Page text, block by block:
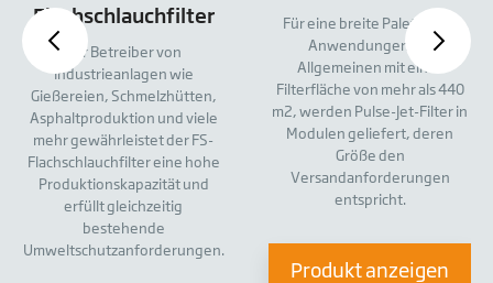
Flachschlauchfilter
Für Betreiber von
Industrieanlagen wie
Gießereien, Schmelzhütten,
Asphaltproduktion und viele
mehr gewährleistet der FS-
Flachschlauchfilter eine hohe
Produktionskapazität und
erfüllt gleichzeitig
bestehende
Umweltschutzanforderungen.
Für eine breite Palette von
Anwendungen, im
Allgemeinen mit einer
Filterfläche von mehr als 440
m2, werden Pulse-Jet-Filter in
Modulen geliefert, deren
Größe den
Versandanforderungen
entspricht.
Produkt anzeigen